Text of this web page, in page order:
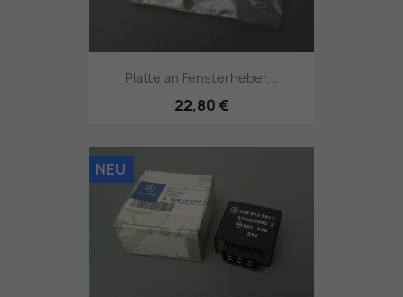
Platte an Fensterheber...
22,80 €
NEU